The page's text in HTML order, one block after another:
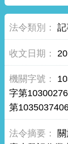
記
字第
第